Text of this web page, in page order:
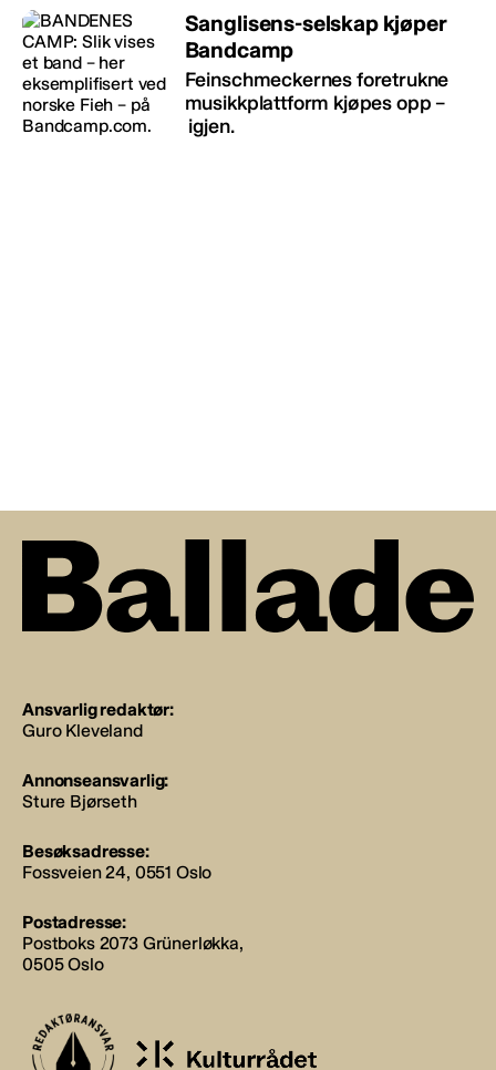
Sanglisens-selskap kjøper
Bandcamp
Feinschmeckernes foretrukne
musikkplattform kjøpes opp –
igjen.
Ansvarlig redaktør:
Guro Kleveland
Annonseansvarlig:
Sture Bjørseth
Besøksadresse:
Fossveien 24, 0551 Oslo
Postadresse:
Postboks 2073 Grünerløkka,
0505 Oslo